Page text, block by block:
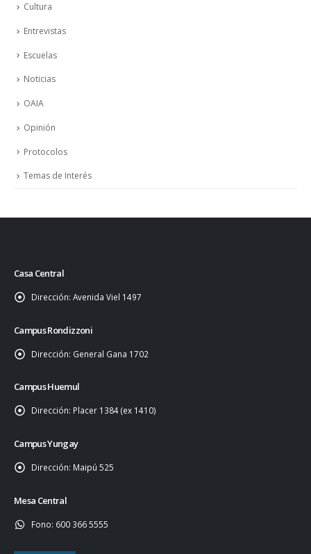
Cultura
Entrevistas
Escuelas
Noticias
OAIA
Opinión
Protocolos
Temas de Interés
Casa Central
Dirección: Avenida Viel 1497
Campus Rondizzoni
Dirección: General Gana 1702
Campus Huemul
Dirección: Placer 1384 (ex 1410)
Campus Yungay
Dirección: Maipú 525
Mesa Central
Fono: 600 366 5555